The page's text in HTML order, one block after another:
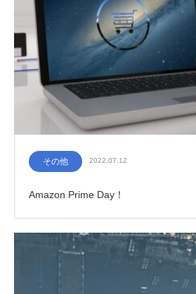
その他 2022.07.12
Amazon Prime Day！